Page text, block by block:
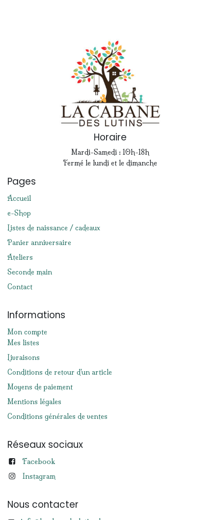
Horaire
Mardi-Samedi : 10h-18h
Fermé le lundi et le dimanche
Pages
Accueil
e-Shop
Listes de naissance / cadeaux
Panier anniversaire
Ateliers
Seconde main
Contact
Informations
Mon compte
Mes listes
Livraisons
Conditions de retour d'un article
Moyens de paiement
Mentions légales
Conditions générales de ventes
Réseaux sociaux
Facebook
Instagram
Nous contacter